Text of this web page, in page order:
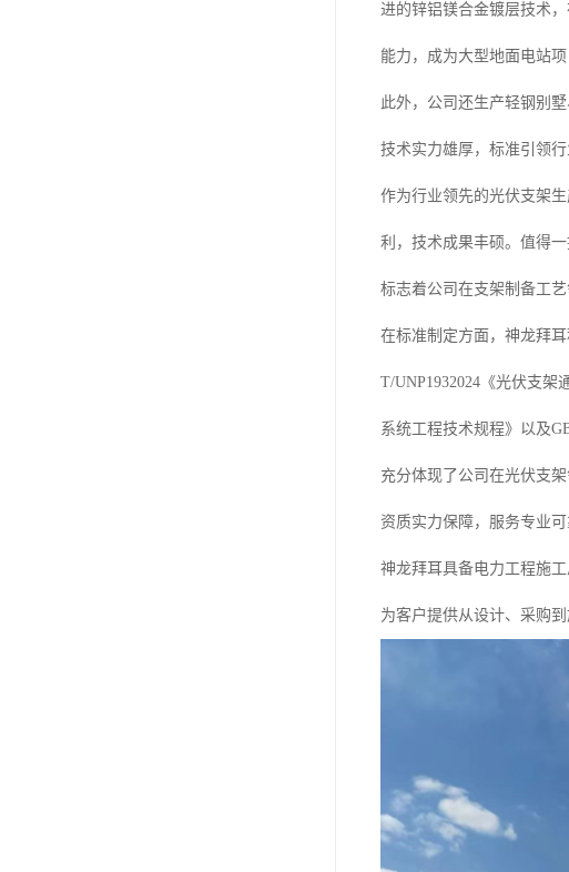
进的锌铝镁合金镀层技术
能力，成为大型地面电站项
此外，公司还生产轻钢别
技术实力雄厚，标准引领行
作为行业领先的光伏支架
利，技术成果丰硕。值得
标志着公司在支架制备工
在标准制定方面，神龙拜
T/UNP1932024《光伏支架
系统工程技术规程》以及
充分体现了公司在光伏支
资质实力保障，服务专业可
神龙拜耳具备电力工程施
为客户提供从设计、采购